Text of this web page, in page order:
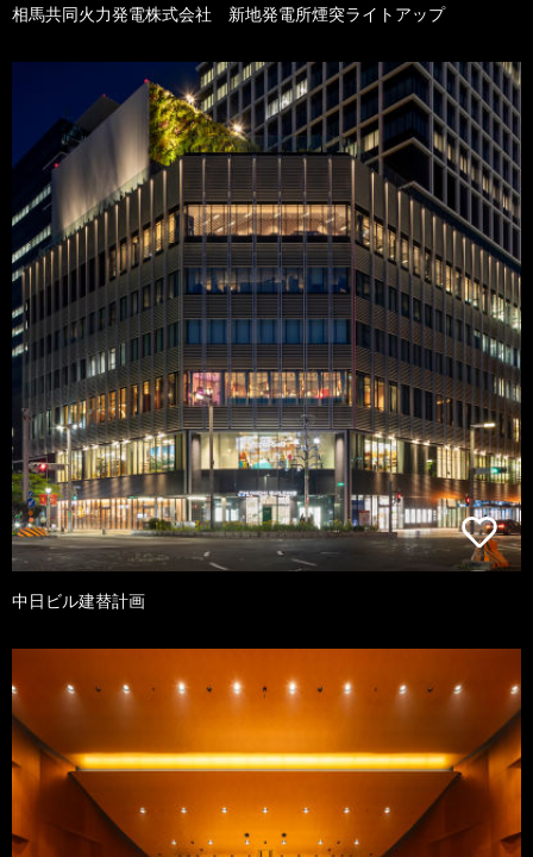
相馬共同火力発電株式会社 新地発電所煙突ライトアップ
中日ビル建替計画